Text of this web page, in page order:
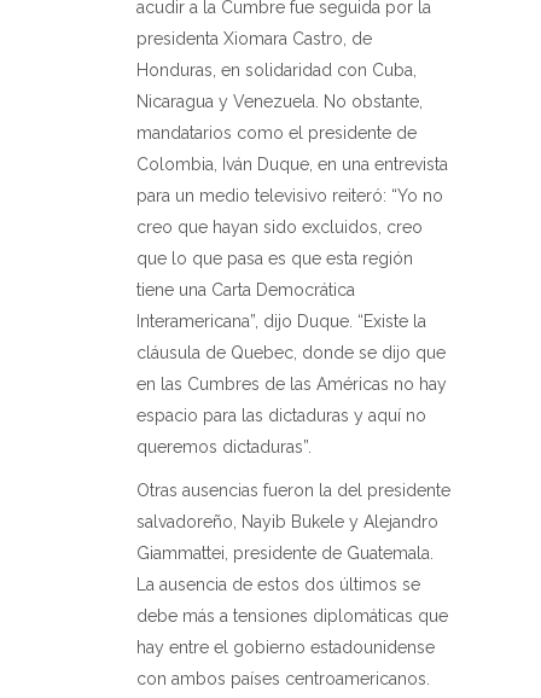
acudir a la Cumbre fue seguida por la
presidenta Xiomara Castro, de
Honduras, en solidaridad con Cuba,
Nicaragua y Venezuela. No obstante,
mandatarios como el presidente de
Colombia, Iván Duque, en una entrevista
para un medio televisivo reiteró: “Yo no
creo que hayan sido excluidos, creo
que lo que pasa es que esta región
tiene una Carta Democrática
Interamericana”, dijo Duque. “Existe la
cláusula de Quebec, donde se dijo que
en las Cumbres de las Américas no hay
espacio para las dictaduras y aquí no
queremos dictaduras”.
Otras ausencias fueron la del presidente
salvadoreño, Nayib Bukele y Alejandro
Giammattei, presidente de Guatemala.
La ausencia de estos dos últimos se
debe más a tensiones diplomáticas que
hay entre el gobierno estadounidense
con ambos países centroamericanos.